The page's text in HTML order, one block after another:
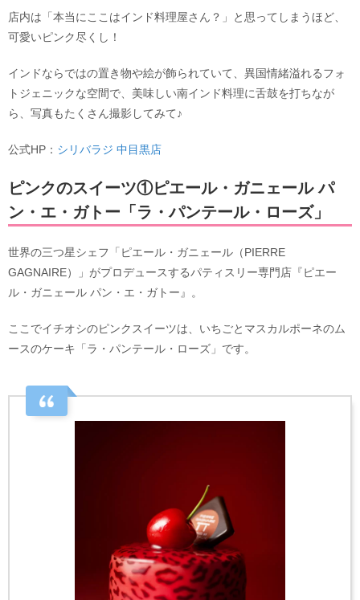
店内は「本当にここはインド料理屋さん？」と思ってしまうほど、
可愛いピンク尽くし！
インドならではの置き物や絵が飾られていて、異国情緒溢れるフォ
トジェニックな空間で、美味しい南インド料理に舌鼓を打ちなが
ら、写真もたくさん撮影してみて♪
公式HP： シリバラジ 中目黒店
ピンクのスイーツ①ピエール・ガニェール パ
ン・エ・ガトー「ラ・パンテール・ローズ」
世界の三つ星シェフ「ピエール・ガニェール（PIERRE
GAGNAIRE）」がプロデュースするパティスリー専門店『ピエー
ル・ガニェール パン・エ・ガトー』。
ここでイチオシのピンクスイーツは、いちごとマスカルポーネのム
ースのケーキ「ラ・パンテール・ローズ」です。